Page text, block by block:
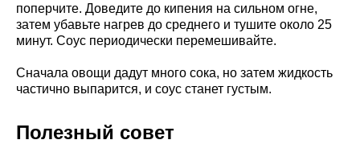
поперчите. Доведите до кипения на сильном огне,
затем убавьте нагрев до среднего и тушите около 25
минут. Соус периодически перемешивайте.
Сначала овощи дадут много сока, но затем жидкость
частично выпарится, и соус станет густым.
Полезный совет